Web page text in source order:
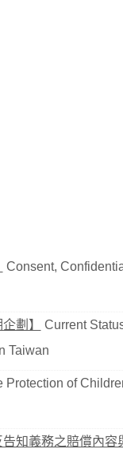
Consent,
劃】
Current
Taiwan
Protection of
知義務之賠償內